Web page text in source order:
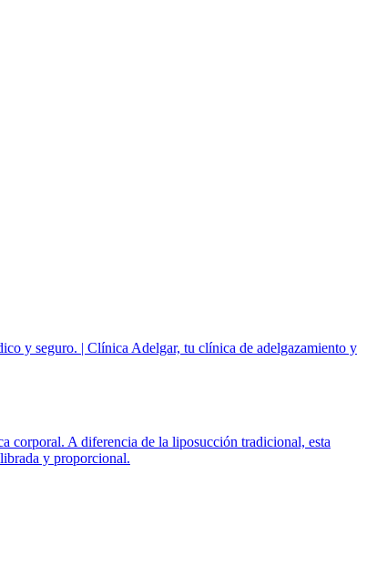
corporal. A diferencia de la liposucción tradicional, esta
y proporcional.